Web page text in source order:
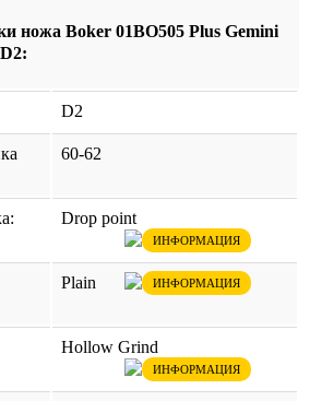
ножа Boker 01BO505 Plus Gemini
D2
60-62
Drop point
ИНФОРМАЦИЯ
Plain ИНФОРМАЦИЯ
Hollow Grind
ИНФОРМАЦИЯ